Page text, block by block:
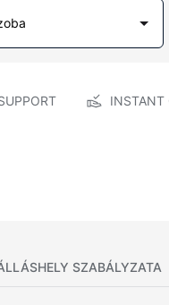
INSTANT
SZABÁLYZATA